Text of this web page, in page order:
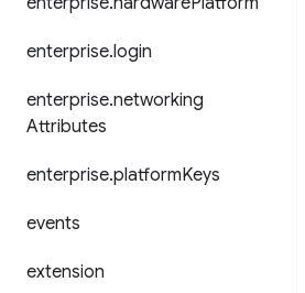
enterprise.login
enterprise.networking
Attributes
enterprise.platformKeys
events
extension